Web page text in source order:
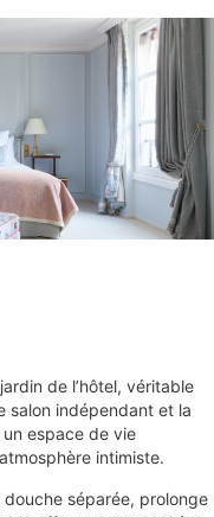
de l’hôtel, véritable
salon indépendant et la
espace de vie
intimiste.
séparée, prolonge